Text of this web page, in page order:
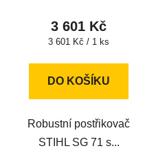
3 601 Kč
Měrná
3 601 Kč / 1 ks
DO KOŠÍKU
Robustní postřikovač
STIHL SG 71 s...